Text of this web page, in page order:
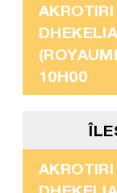
AKROTIRI
DHEKELIA
10H00
AKROTIRI